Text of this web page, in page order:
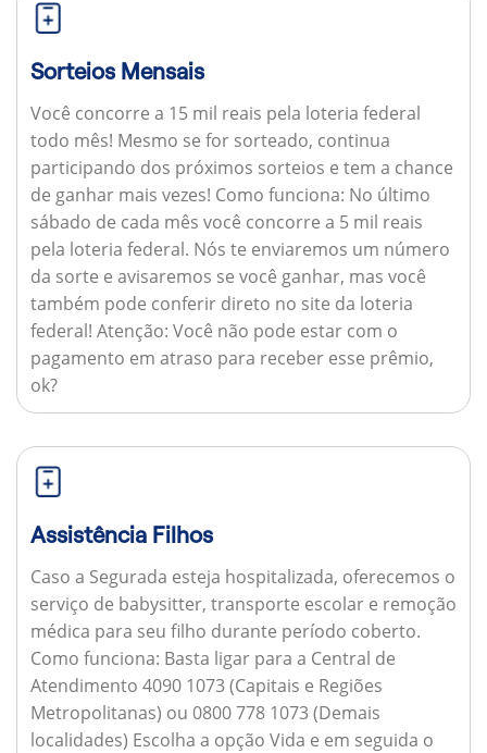
Sorteios Mensais
Você concorre a 15 mil reais pela loteria federal
todo mês! Mesmo se for sorteado, continua
participando dos próximos sorteios e tem a chance
de ganhar mais vezes! Como funciona: No último
sábado de cada mês você concorre a 5 mil reais
pela loteria federal. Nós te enviaremos um número
da sorte e avisaremos se você ganhar, mas você
também pode conferir direto no site da loteria
federal! Atenção: Você não pode estar com o
pagamento em atraso para receber esse prêmio,
ok?
Assistência Filhos
Caso a Segurada esteja hospitalizada, oferecemos o
serviço de babysitter, transporte escolar e remoção
médica para seu filho durante período coberto.
Como funciona: Basta ligar para a Central de
Atendimento 4090 1073 (Capitais e Regiões
Metropolitanas) ou 0800 778 1073 (Demais
localidades) Escolha a opção Vida e em seguida o